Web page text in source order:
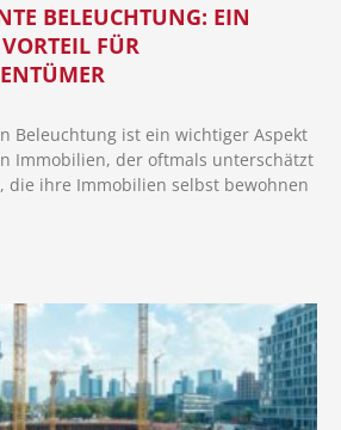
BELEUCHTUNG: EIN
FÜR
Beleuchtung ist ein wichtiger Aspekt
Immobilien, der oftmals unterschätzt
die ihre Immobilien selbst bewohnen